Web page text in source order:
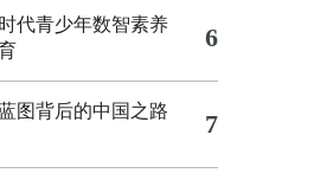
代青少年数智素养
6
图背后的中国之路 7